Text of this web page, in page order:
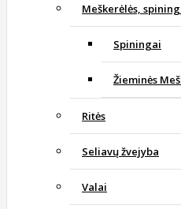
Meškerėlės,
Spiningai
Žieminės
Ritės
Seliavų žvejyba
Valai